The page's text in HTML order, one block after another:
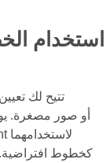
استخدام
كخطوط افتراضية.